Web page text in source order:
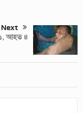
Next
১, আহত ৪